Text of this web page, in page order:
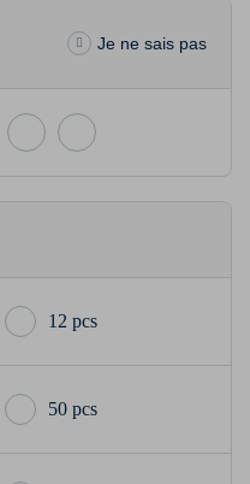
Je ne sais pas
12 pcs
50 pcs